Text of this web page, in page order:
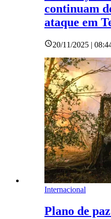
continuam
ataque em
20/11/2025 |
Internacional
Plano de